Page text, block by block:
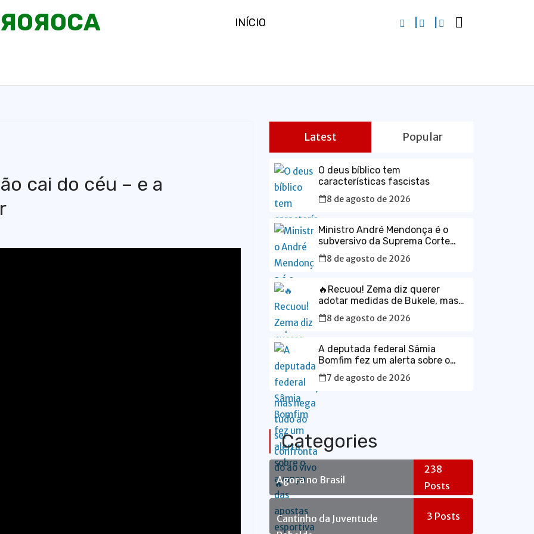
INÍCIO
cai do céu – e a
Latest Popular
O deus bíblico tem
características fascistas
8 de agosto de 2026
Ministro André Mendonça é o
subversivo da Suprema Corte
Constitucional
8 de agosto de 2026
🔥Recuou! Zema diz querer
adotar medidas de Bukele, mas
nega tudo ao ser confrontado ao
vivo🔥
8 de agosto de 2026
A deputada federal Sâmia
Bomfim fez um alerta sobre o
avanço das apostas esportivas
no Brasil e os impactos que as
7 de agosto de 2026
Categories
Agora no Brasil
238
Posts
Cantinho da Juventude
3 Posts